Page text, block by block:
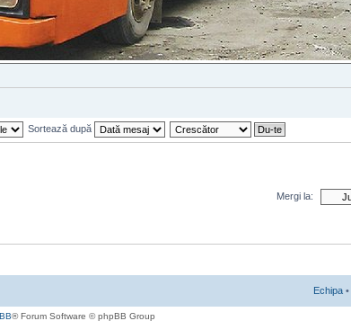
Sortează după
Mergi la:
Echipa •
® Forum Software © phpBB Group